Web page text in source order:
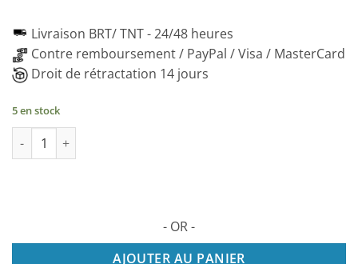
Livraison BRT/ TNT -24/48 heures
Contre remboursement / PayPal / Visa / MasterCard
Droit de rétractation 14 jours
5 en stock
quantité de GUFO Puzzle 2D en bois, 120 pièces
- OR -
AJOUTER AU PANIER